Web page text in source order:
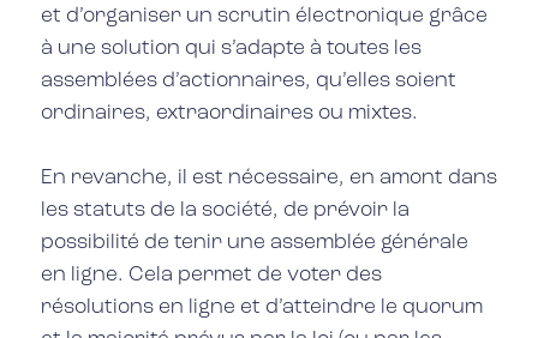
et d’organiser un scrutin électronique grâce
à une solution qui s’adapte à toutes les
assemblées d’actionnaires, qu’elles soient
ordinaires, extraordinaires ou mixtes.
En revanche, il est nécessaire, en amont dans
les statuts de la société, de prévoir la
possibilité de tenir une assemblée générale
en ligne. Cela permet de voter des
résolutions en ligne et d’atteindre le quorum